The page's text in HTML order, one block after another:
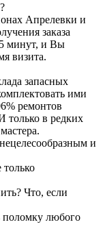
Апрелевки и
заказа
минут, и Вы
визита.
запасных
ими
ремонтов
только в редких
и
Что, если
поломку любого